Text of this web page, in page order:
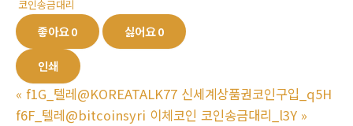
코인송금대리
좋아요0 싫어요0
인쇄
« f1G_텔레@KOREATALK77 신세계상품권코인구입_q5H
f6F_텔레@bitcoinsyri 이체코인 코인송금대리_l3Y »